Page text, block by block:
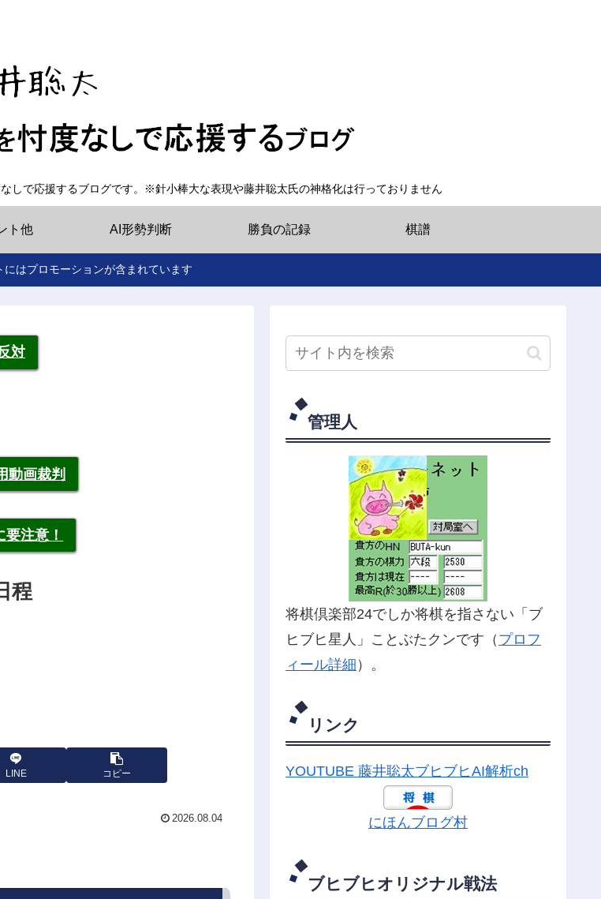
しで応援するブログです。※針小棒大な表現や藤井聡太氏の神格化は行っておりません
ト他 AI形勢判断 勝負の記録 棋譜
はプロモーションが含まれています
対
動画裁判
注意！
程
LINE コピー
2026.08.04
管理人
将棋倶楽部24でしか将棋を指さない「ブ
ヒブヒ星人」ことぶたクンです（ プロフ
ィール詳細 ）。
リンク
YOUTUBE 藤井聡太ブヒブヒAI解析ch
にほんブログ村
ブヒブヒオリジナル戦法